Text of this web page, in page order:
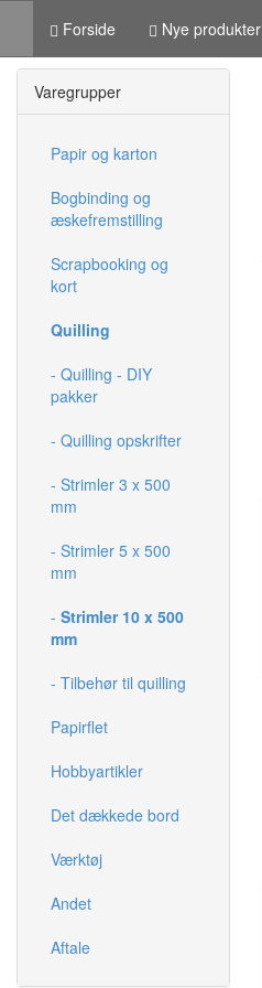
Forside Nye produkter
Varegrupper
Papir og karton
Bogbinding og
æskefremstilling
Scrapbooking og
kort
Quilling
- Quilling - DIY
pakker
- Quilling opskrifter
- Strimler 3 x 500
mm
- Strimler 5 x 500
mm
- Strimler 10 x 500
mm
- Tilbehør til quilling
Papirflet
Hobbyartikler
Det dækkede bord
Værktøj
Andet
Aftale